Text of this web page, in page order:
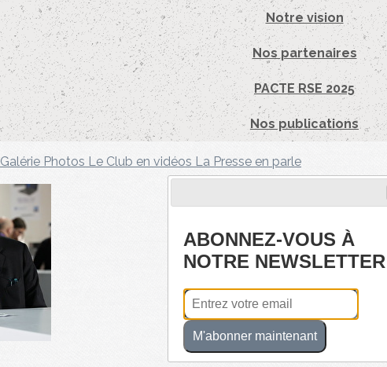
Notre vision
Nos partenaires
PACTE RSE 2025
Nos publications
Galérie Photos Le Club en vidéos La Presse en parle
ABONNEZ-VOUS À
NOTRE NEWSLETTER
M'abonner maintenant